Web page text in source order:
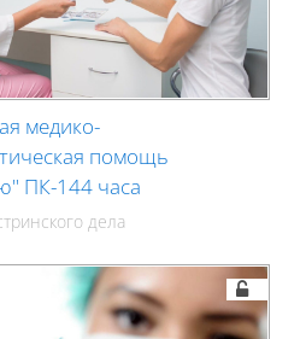
медико-
помощь
ПК-144 часа
дела